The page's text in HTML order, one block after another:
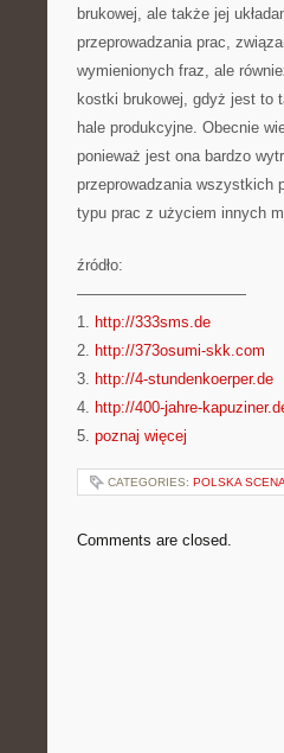
brukowej, ale także jej
przeprowadzania prac,
wymienionych fraz, ale
kostki brukowej, gdyż jest to
hale produkcyjne. Obecnie
ponieważ jest ona bardzo
przeprowadzania wszystkich
typu prac z użyciem innych
źródło:
———————————
1. http://333sms.de
2. http://373osumi-skk.com
3. http://4-stundenkoerper.de
4. http://400-jahre-
5. poznaj więcej
CATEGORIES: POLSKA
Comments are closed.